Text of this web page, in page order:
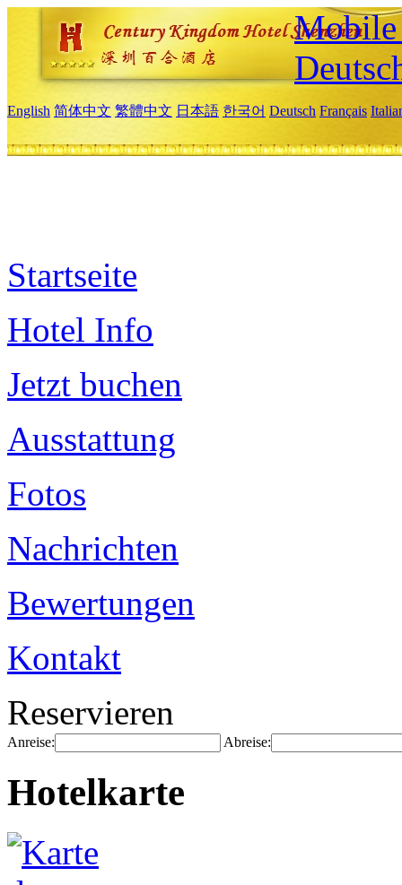
Mobile
English 简体中文 繁體中文 日本語 한국어 Deutsch Français
Startseite
Hotel Info
Jetzt buchen
Ausstattung
Fotos
Nachrichten
Bewertungen
Kontakt
Reservieren
Anreise: Abreise:
Hotelkarte